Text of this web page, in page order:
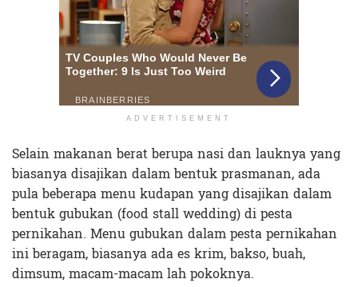
ADVERTISEMENT
Selain makanan berat berupa nasi dan lauknya yang
biasanya disajikan dalam bentuk prasmanan, ada
pula beberapa menu kudapan yang disajikan dalam
bentuk gubukan (food stall wedding) di pesta
pernikahan. Menu gubukan dalam pesta pernikahan
ini beragam, biasanya ada es krim, bakso, buah,
dimsum, macam-macam lah pokoknya.